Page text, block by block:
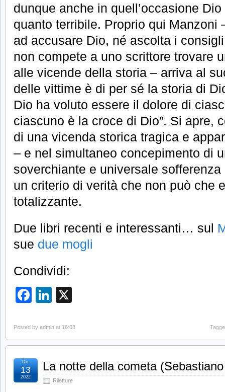
dunque anche in quell’occasione
quanto terribile. Proprio qui Manzoni
ad accusare Dio, né ascolta i
non compete a uno scrittore trovare
alle vicende della storia – arriva al
delle vittime è di per sé la storia di
Dio ha voluto essere il dolore di
ciascuno è la croce di Dio”. Si apre,
di una vicenda storica tragica e
– e nel simultaneo concepimento di
soverchiante e universale sofferenza
un criterio di verità che non può che
totalizzante.
Due libri recenti e interessanti… sul
sue due mogli
Condividi:
Facebook
LinkedIn
Posted by admin at 16:03
La notte della cometa
Riletture
Dic
13
2022